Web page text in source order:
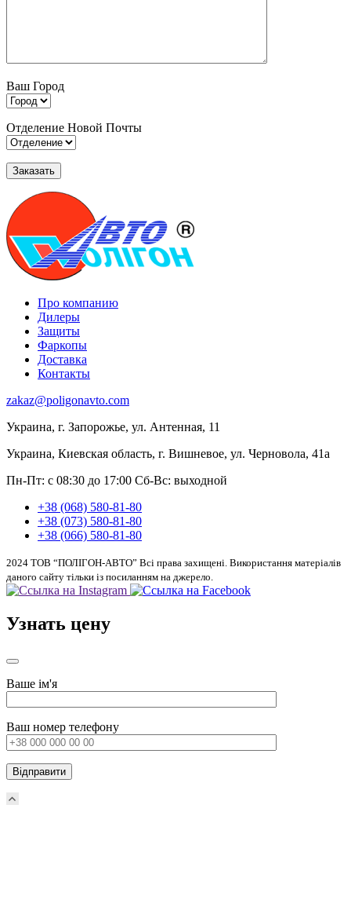
Ваш Город
Отделение Новой Почты
Про компанию
Дилеры
Защиты
Фаркопы
Доставка
Контакты
zakaz@poligonavto.com
Украина, г. Запорожье, ул. Антенная, 11
Украина, Киевская область, г. Вишневое, ул. Черновола, 41а
Пн-Пт: с 08:30 до 17:00 Сб-Вс: выходной
+38 (068) 580-81-80
+38 (073) 580-81-80
+38 (066) 580-81-80
2024 ТОВ “ПОЛІГОН-АВТО” Всі права захищені. Використання матеріалів
даного сайту тільки із посиланням на джерело.
Узнать цену
Ваше ім'я
Ваш номер телефону